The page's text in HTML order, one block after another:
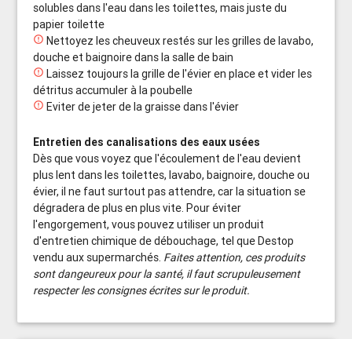
solubles dans l'eau dans les toilettes, mais juste du
papier toilette
 Nettoyez les cheuveux restés sur les grilles de lavabo,
douche et baignoire dans la salle de bain
 Laissez toujours la grille de l'évier en place et vider les
détritus accumuler à la poubelle
 Eviter de jeter de la graisse dans l'évier
Entretien des canalisations des eaux usées
Dès que vous voyez que l'écoulement de l'eau devient
plus lent dans les toilettes, lavabo, baignoire, douche ou
évier, il ne faut surtout pas attendre, car la situation se
dégradera de plus en plus vite. Pour éviter
l'engorgement, vous pouvez utiliser un produit
d'entretien chimique de débouchage, tel que Destop
vendu aux supermarchés. Faites attention, ces produits
sont dangeureux pour la santé, il faut scrupuleusement
respecter les consignes écrites sur le produit.